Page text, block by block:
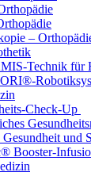
–
Technik für
Check-Up
und
Booster-